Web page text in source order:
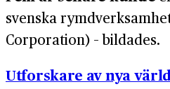
svenska
Corporation) – bildades.
Utforskare av nya